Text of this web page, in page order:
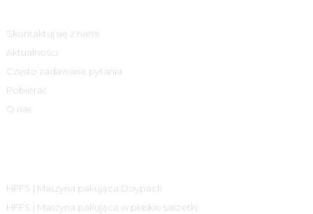
Skontaktuj się z nami
Aktualności
Często zadawane pytania
Pobierać
O nas
HFFS | Maszyna pakująca Doypack
HFFS | Maszyna pakująca w płaskie saszetki